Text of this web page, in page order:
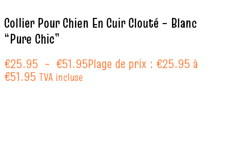
Collier Pour Chien En Cuir Clouté – Blanc
“Pure Chic”
€25.95 – €51.95Plage de prix : €25.95 à
€51.95 TVA incluse